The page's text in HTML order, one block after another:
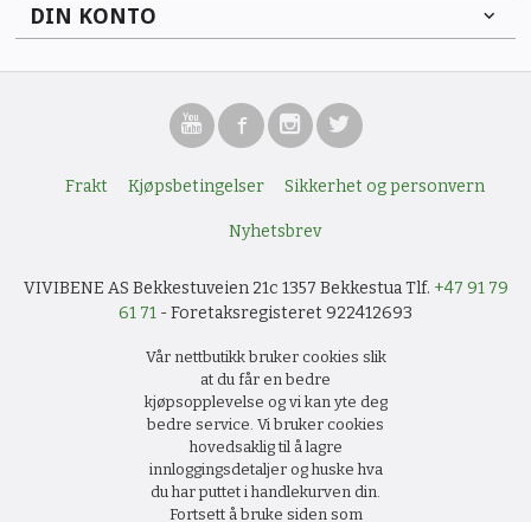
DIN KONTO
Frakt Kjøpsbetingelser Sikkerhet og personvern
Nyhetsbrev
VIVIBENE AS Bekkestuveien 21c 1357 Bekkestua Tlf. +47 91 79
61 71 - Foretaksregisteret 922412693
Vår nettbutikk bruker cookies slik
at du får en bedre
kjøpsopplevelse og vi kan yte deg
bedre service. Vi bruker cookies
hovedsaklig til å lagre
innloggingsdetaljer og huske hva
du har puttet i handlekurven din.
Fortsett å bruke siden som